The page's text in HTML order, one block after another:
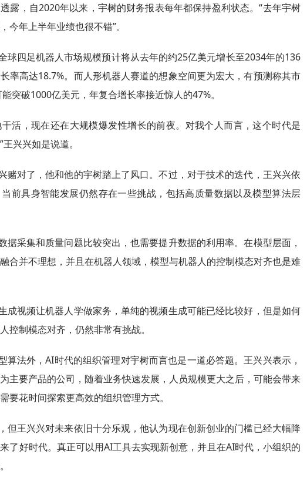
露，自2020年以来，宇树的财务报表每年都保持盈利状态。“去年宇树
今年上半年业绩也很不错”。
球四足机器人市场规模预计将从去年的约25亿美元增长至2034年的136
率高达18.7%。而人形机器人赛道的想象空间更为宏大，有预测称其市
突破1000亿美元，年复合增长率接近惊人的47%。
活，现在还在大规模爆发性增长的前夜。对我个人而言，这个时代是
兴兴如是说道。
赌对了，他和他的宇树踏上了风口。不过，对于技术的迭代，王兴兴依
前具身智能发展仍然存在一些挑战，包括高质量数据以及模型算法层
据采集和质量问题比较突出，也需要提升数据的利用率。在模型层面，
合并不理想，并且在机器人领域，模型与机器人的控制模态对齐也是难
成视频让机器人学做家务，单纯的视频生成可能已经比较好，但是如何
控制模态对齐，仍然非常有挑战。
算法外，AI时代的组织管理对宇树而言也是一道必答题。王兴兴表示，
主要产品的公司，随着业务快速发展，人员规模更大之后，可能会带来
要花时间探索更高效的组织管理方式。
但王兴兴对未来依旧十分乐观，他认为现在创新创业的门槛已经大幅降
了好时代。真正可以用AI工具去实现新创意，并且在AI时代，小组织的